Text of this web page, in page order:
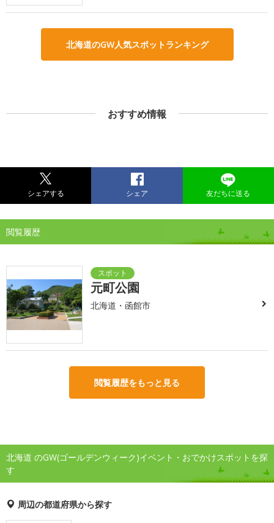
北海道のGW人気スポットランキング
おすすめ情報
シェアする シェア 友だちに送る
閲覧履歴
元町公園
北海道・函館市
閲覧履歴をもっと見る
北海道 のGW(ゴールデンウィーク)イベント・おでかけスポットを探
す
周辺の都道府県から探す